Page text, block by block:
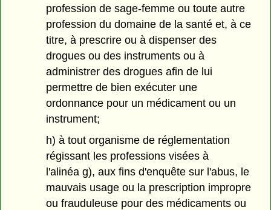
profession de sage-femme ou toute autre
profession du domaine de la santé et, à ce
titre, à prescrire ou à dispenser des
drogues ou des instruments ou à
administrer des drogues afin de lui
permettre de bien exécuter une
ordonnance pour un médicament ou un
instrument;
h) à tout organisme de réglementation
régissant les professions visées à
l'alinéa g), aux fins d'enquête sur l'abus, le
mauvais usage ou la prescription impropre
ou frauduleuse pour des médicaments ou